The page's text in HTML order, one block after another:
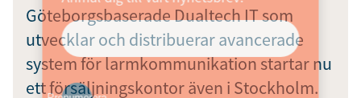
Göteborgsbaserade Dualtech IT som
utvecklar och distribuerar avancerade
system för larmkommunikation startar nu
ett försäljningskontor även i Stockholm.